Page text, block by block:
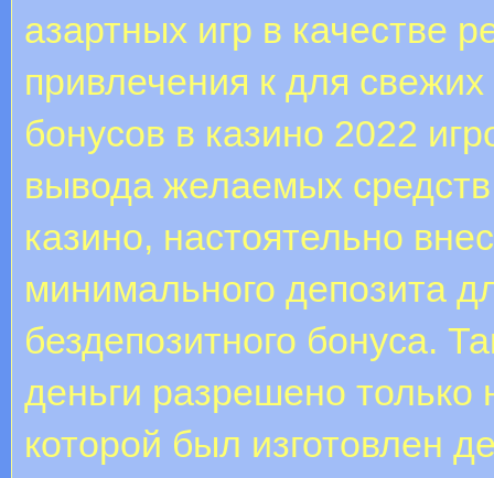
азартных игр в качестве
привлечения к для
бонусов в казино 2022
вывода желаемых
казино, настоятельно
минимального депозита
бездепозитного бонуса.
деньги разрешено только
которой был изготовлен